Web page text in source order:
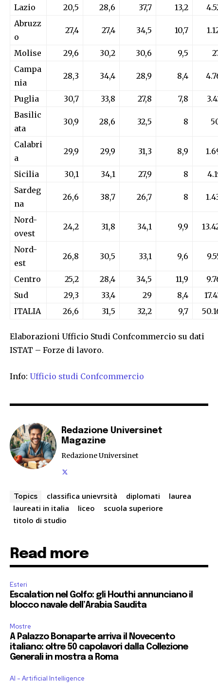
Lazio 20,5 28,6 37,7 13,2
Abruzz
o
27,4 27,4 34,5 10,7
Molise 29,6 30,2 30,6 9,5
Campa
nia
28,3 34,4 28,9 8,4
Puglia 30,7 33,8 27,8 7,8
Basilic
ata
30,9 28,6 32,5 8
Calabri
a
29,9 29,9 31,3 8,9
Sicilia 30,1 34,1 27,9 8
Sardeg
na
26,6 38,7 26,7 8
Nord-
ovest
24,2 31,8 34,1 9,9
Nord-
est
26,8 30,5 33,1 9,6
Centro 25,2 28,4 34,5 11,9
Sud
29,3 33,4 29 8,4
ITALIA
26,6 31,5 32,2 9,7
Elaborazioni Ufficio Studi Confcommercio su dati
ISTAT – Forze di lavoro.
Info: Ufficio studi Confcommercio
Redazione Universinet
Magazine
Redazione Universinet
Topics classifica unievrsità diplomati
laurea
laureati in italia
liceo
scuola superiore
titolo di studio
Read more
Esteri
Escalation nel Golfo: gli Houthi annunciano il
blocco navale dell’Arabia Saudita
Mostre
A Palazzo Bonaparte arriva il Novecento
italiano: oltre 50 capolavori dalla Collezione
Generali in mostra a Roma
AI - Artificial Intelligence